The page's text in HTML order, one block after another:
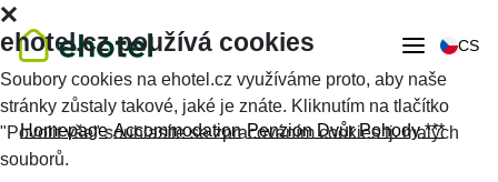
CS
Homepage Accommodation Penzion Dvůr Pohody ***
ehotel.cz používá cookies
Soubory cookies na ehotel.cz využíváme proto, aby naše
stránky zůstaly takové, jaké je znáte. Kliknutím na tlačítko
"Povolit vše" souhlasíte se zpracováním cookies tj. malých
souborů.